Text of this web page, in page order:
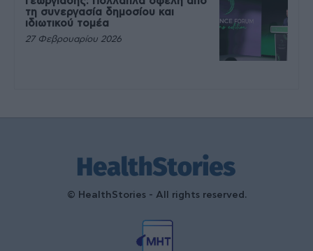
τη συνεργασία δημοσίου και
ιδιωτικού τομέα
27 Φεβρουαρίου 2026
© HealthStories - All rights reserved.